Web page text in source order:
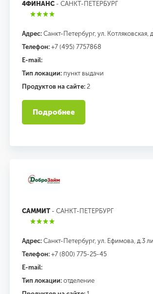
4ФИНАНС - САНКТ-ПЕТЕРБУРГ
Адрес: Санкт-Петербург, ул. Котляковская,
Телефон: +7 (495) 7757868
E-mail:
Тип локации: пункт выдачи
Продуктов на сайте: 2
Подробнее
САММИТ - САНКТ-ПЕТЕРБУРГ
Адрес: Санкт-Петербург, ул. Ефимова, д.3
Телефон: +7 (800) 775-25-45
E-mail:
Тип локации: отделение